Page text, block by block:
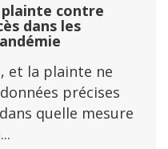
plainte contre
dans les
et la plainte ne
précises
quelle mesure